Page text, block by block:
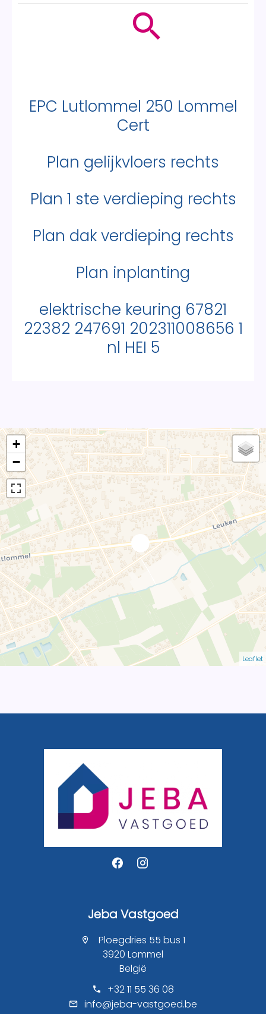
EPC Lutlommel 250 Lommel
Cert
Plan gelijkvloers rechts
Plan 1 ste verdieping rechts
Plan dak verdieping rechts
Plan inplanting
elektrische keuring 67821
22382 247691 202311008656 1
nl HEI 5
+
−
Leaflet
Jeba Vastgoed
Ploegdries 55 bus 1
3920 Lommel
België
+32 11 55 36 08
info@jeba-vastgoed.be